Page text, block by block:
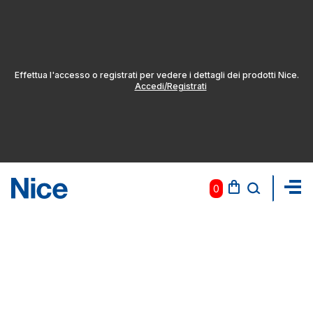
Effettua l'accesso o registrati per vedere i dettagli dei prodotti Nice.
Accedi/Registrati
0